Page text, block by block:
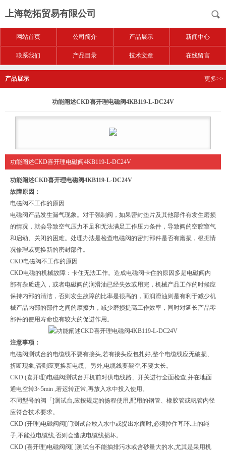
上海乾拓贸易有限公司
网站首页 公司简介 产品展示 新闻中心
联系我们 产品目录 技术文章 在线留言
产品展示 更多>>
功能阐述CKD喜开理电磁阀4KB119-L-DC24V
功能阐述CKD喜开理电磁阀4KB119-L-DC24V
功能阐述CKD喜开理电磁阀4KB119-L-DC24V
故障原因：
电磁阀不工作的原因
电磁阀产品发生漏气现象。对于强制阀，如果密封垫片及其他部件有发生磨损
的情况，就会导致空气压力不足和无法满足工作压力条件，导致阀的空腔窜气
和启动、关闭的困难。处理办法是检查电磁阀的密封部件是否有磨损，根据情
况修理或更换新的密封部件。
CKD电磁阀不工作的原因
CKD电磁的机械故障：卡住无法工作。造成电磁阀卡住的原因多是电磁阀内
部有杂质进入，或者电磁阀的润滑油已经失效或用完，机械产品工作的时候应
保持内部的清洁，否则发生故障的比率是很高的，而润滑油则是有利于减少机
械产品内部的部件之间的摩擦力，减少磨损提高工作效率，同时对延长产品零
部件的使用寿命也有较大的促进作用。
注意事项：
电磁阀测试台的电缆线不要有接头,若有接头应包扎好,整个电缆线应无破损、
折断现象,否则应更换新电缆。另外,电缆线要架空,不要太长。
CKD (喜开理)电磁阀测试台开机前对供电线路、开关进行全面检查,并在地面
通电空转3~5min ,若运转正常,再放入水中投入使用。
不同型号的阀「]测试台,应按规定的扬程使用,配用的钢管、橡胶管或帆管内径
应符合技术要求。
CKD (开理)电磁阀阀[门测试台放入水中或提出水面时,必须拉住耳环.上的绳
子,不能拉电缆线,否则会造成电缆线损坏。
CKD (喜开理)电磁阀阀[ ]测试台不能抽排污水或含砂量大的水,尤其是采用机